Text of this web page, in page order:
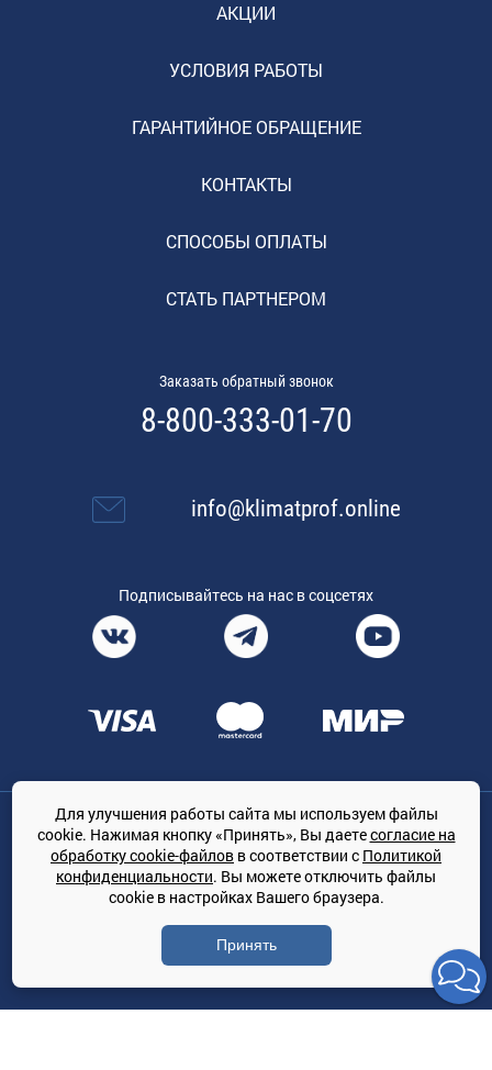
АКЦИИ
УСЛОВИЯ РАБОТЫ
ГАРАНТИЙНОЕ ОБРАЩЕНИЕ
КОНТАКТЫ
СПОСОБЫ ОПЛАТЫ
СТАТЬ ПАРТНЕРОМ
Заказать обратный звонок
8-800-333-01-70
info@klimatprof.online
Подписывайтесь на нас в соцсетях
Общество с ограниченной ответственностью «ТРЕЙДКОН», ОГРН:
1167847364079, 197022, г. Санкт-Петербург, проспект Медиков, 7
КЛИМАТПРОФ.ONLINE - оптовая продажа кондиционеров и
климатической техники на территории РФ
© Сайт принадлежит ООО «ТРЕЙДКОН»
Политика конфиденциальности
Для улучшения работы сайта мы используем файлы
cookie. Нажимая кнопку «Принять», Вы даетесогласие на
обработку cookie-файлов в соответствии с Политикой
конфиденциальности. Вы можете отключить файлы
cookie в настройках Вашего браузера.
Принять